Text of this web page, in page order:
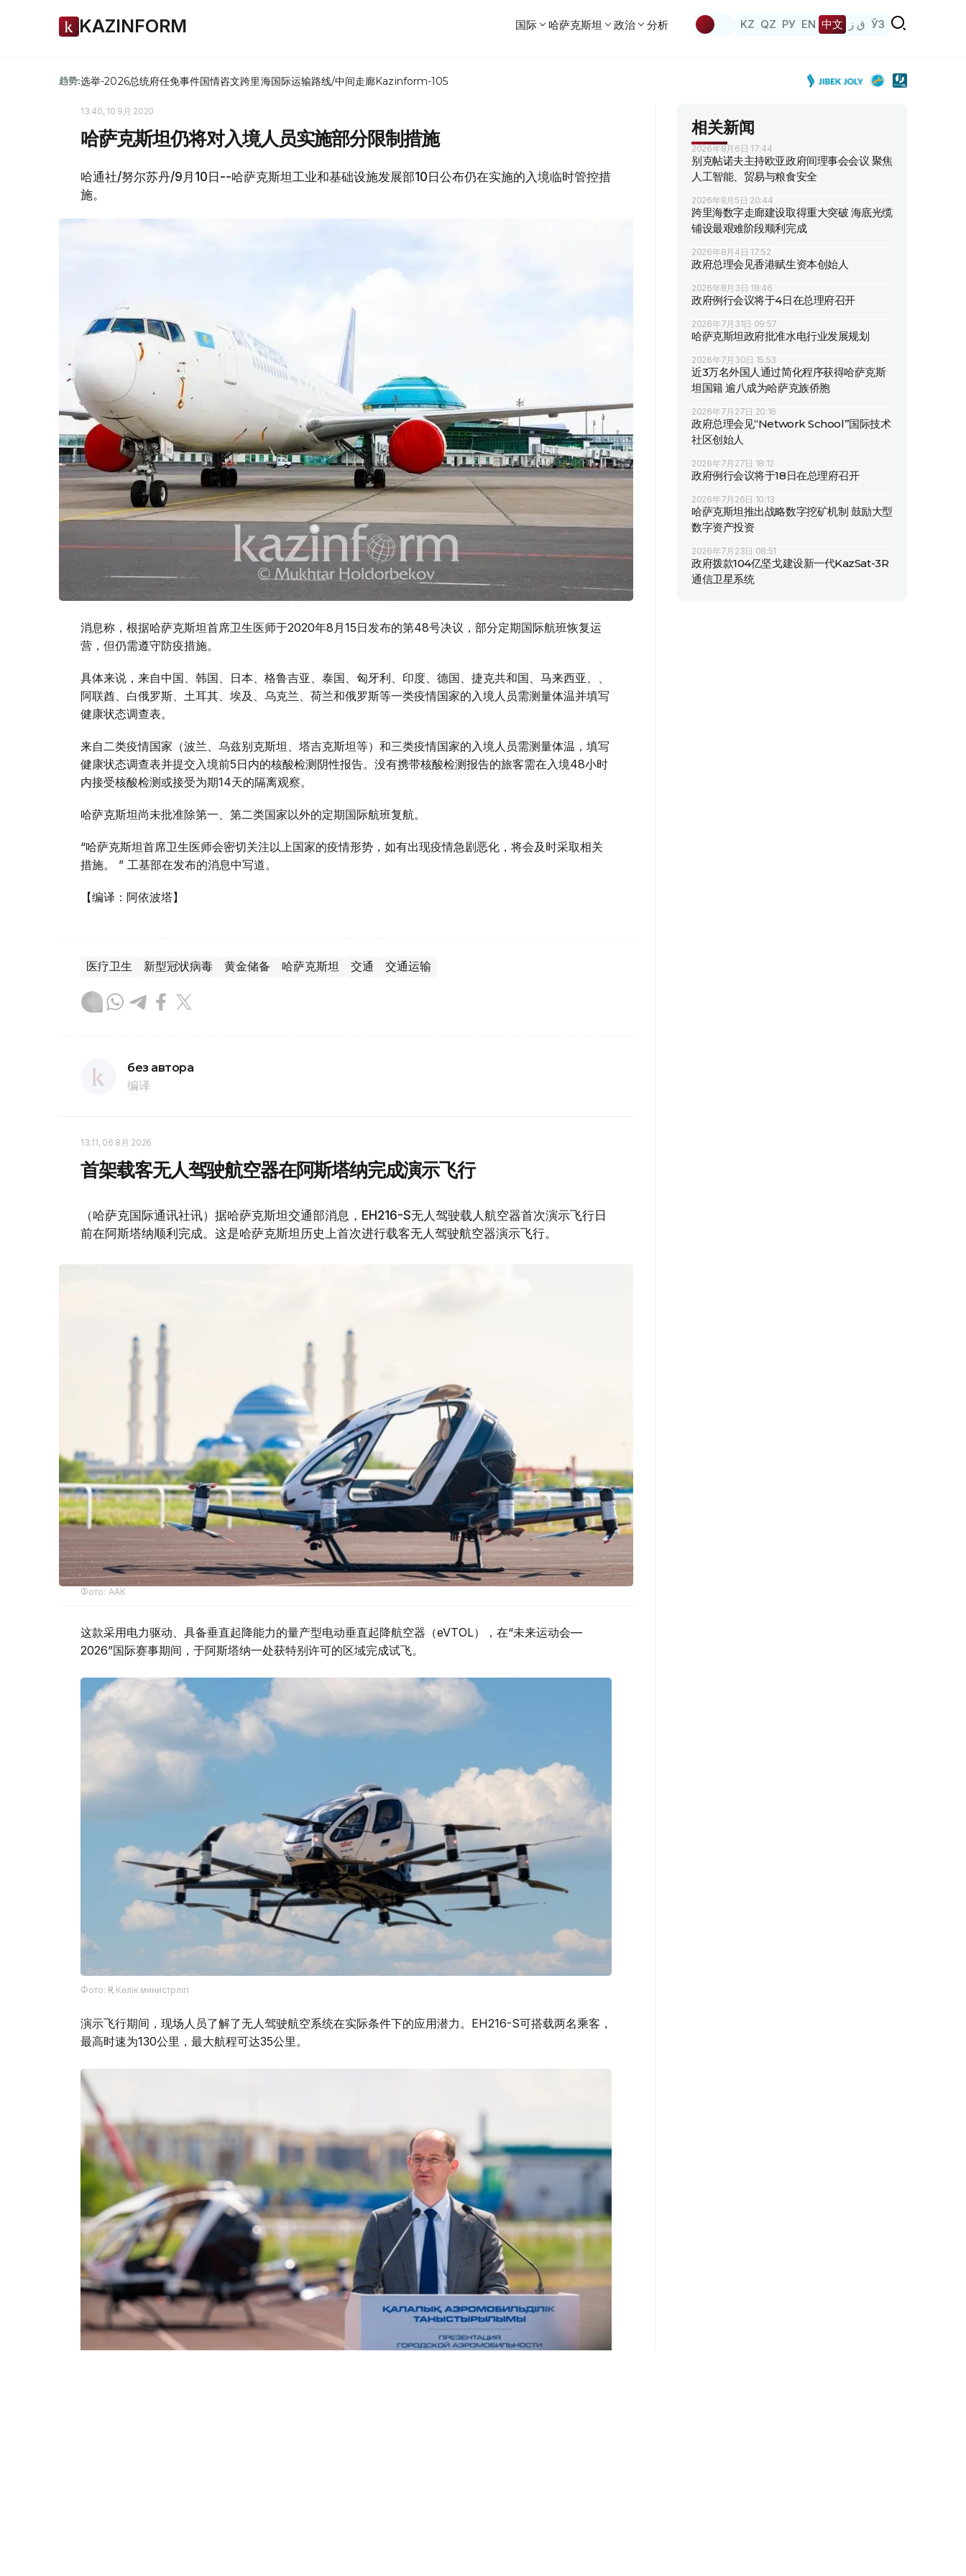
KAZINFORM 国际 哈萨克斯坦 政治 分析 KZ QZ РУ EN 中文 ق ز ЎЗ
趋势:选举-2026总统府任免事件国情咨文跨里海国际运输路线/中间走廊Kazinform-105
13:40, 10 9月 2020
哈萨克斯坦仍将对入境人员实施部分限制措施
哈通社/努尔苏丹/9月10日--哈萨克斯坦工业和基础设施发展部10日公布仍在实施的入境临时管控措
施。
消息称，根据哈萨克斯坦首席卫生医师于2020年8月15日发布的第48号决议，部分定期国际航班恢复运
营，但仍需遵守防疫措施。
具体来说，来自中国、韩国、日本、格鲁吉亚、泰国、匈牙利、印度、德国、捷克共和国、马来西亚、、
阿联酋、白俄罗斯、土耳其、埃及、乌克兰、荷兰和俄罗斯等一类疫情国家的入境人员需测量体温并填写
健康状态调查表。
来自二类疫情国家（波兰、乌兹别克斯坦、塔吉克斯坦等）和三类疫情国家的入境人员需测量体温，填写
健康状态调查表并提交入境前5日内的核酸检测阴性报告。没有携带核酸检测报告的旅客需在入境48小时
内接受核酸检测或接受为期14天的隔离观察。
哈萨克斯坦尚未批准除第一、第二类国家以外的定期国际航班复航。
“哈萨克斯坦首席卫生医师会密切关注以上国家的疫情形势，如有出现疫情急剧恶化，将会及时采取相关
措施。 ” 工基部在发布的消息中写道。
【编译：阿依波塔】
医疗卫生 新型冠状病毒 黄金储备 哈萨克斯坦 交通 交通运输
без автора
编译
13:11, 06 8月 2026
首架载客无人驾驶航空器在阿斯塔纳完成演示飞行
（哈萨克国际通讯社讯）据哈萨克斯坦交通部消息，EH216-S无人驾驶载人航空器首次演示飞行日
前在阿斯塔纳顺利完成。这是哈萨克斯坦历史上首次进行载客无人驾驶航空器演示飞行。
Фото: ААК
这款采用电力驱动、具备垂直起降能力的量产型电动垂直起降航空器（eVTOL），在“未来运动会—
2026”国际赛事期间，于阿斯塔纳一处获特别许可的区域完成试飞。
Фото: ҚР Көлік министрлігі
演示飞行期间，现场人员了解了无人驾驶航空系统在实际条件下的应用潜力。EH216-S可搭载两名乘客，
最高时速为130公里，最大航程可达35公里。
相关新闻
2026年8月6日 17:44
别克帖诺夫主持欧亚政府间理事会会议 聚焦
人工智能、贸易与粮食安全
2026年8月5日 20:44
跨里海数字走廊建设取得重大突破 海底光缆
铺设最艰难阶段顺利完成
2026年8月4日 17:52
政府总理会见香港赋生资本创始人
2026年8月3日 18:46
政府例行会议将于4日在总理府召开
2026年7月31日 09:57
哈萨克斯坦政府批准水电行业发展规划
2026年7月30日 15:53
近3万名外国人通过简化程序获得哈萨克斯
坦国籍 逾八成为哈萨克族侨胞
2026年7月27日 20:16
政府总理会见“Network School”国际技术
社区创始人
2026年7月27日 18:12
政府例行会议将于18日在总理府召开
2026年7月26日 10:13
哈萨克斯坦推出战略数字挖矿机制 鼓励大型
数字资产投资
2026年7月23日 08:51
政府拨款104亿坚戈建设新一代KazSat-3R
通信卫星系统